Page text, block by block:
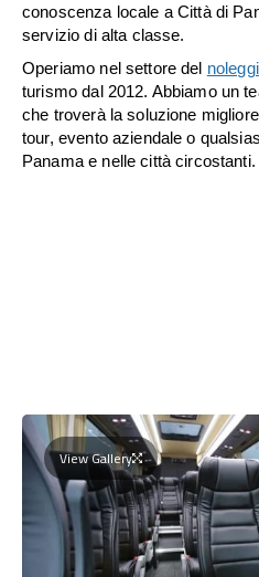
conoscenza locale a Città di
servizio di alta classe.
Operiamo nel settore del
turismo dal 2012. Abbiamo un
che troverà la soluzione
tour, evento aziendale o
Panama e nelle città circostanti.
View Gallery